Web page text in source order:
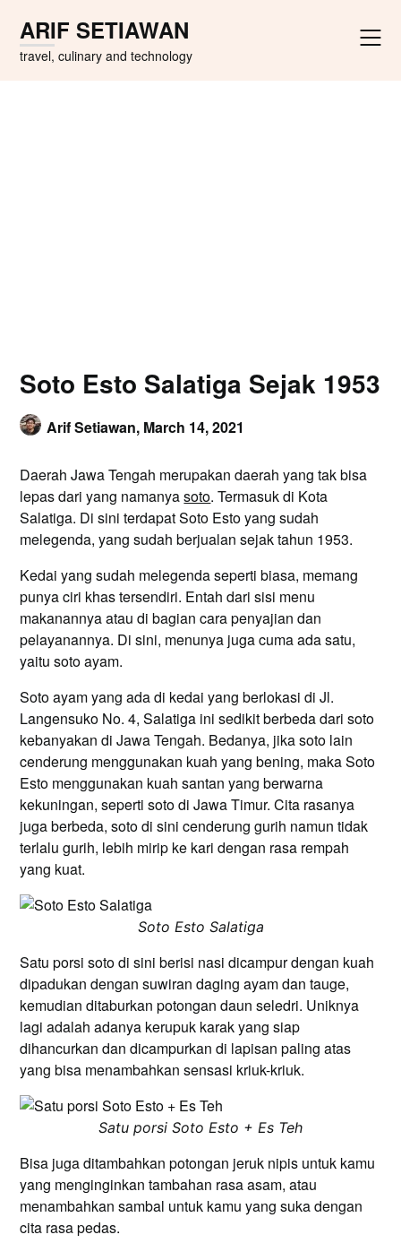
content
ARIF SETIAWAN
travel, culinary and technology
Soto Esto Salatiga Sejak 1953
Arif Setiawan, March 14, 2021
Daerah Jawa Tengah merupakan daerah yang tak bisa
lepas dari yang namanyasoto. Termasuk di Kota
Salatiga. Di sini terdapat Soto Esto yang sudah
melegenda, yang sudah berjualan sejak tahun 1953.
Kedai yang sudah melegenda seperti biasa, memang
punya ciri khas tersendiri. Entah dari sisi menu
makanannya atau di bagian cara penyajian dan
pelayanannya. Di sini, menunya juga cuma ada satu,
yaitu soto ayam.
Soto ayam yang ada di kedai yang berlokasi di Jl.
Langensuko No. 4, Salatiga ini sedikit berbeda dari soto
kebanyakan di Jawa Tengah. Bedanya, jika soto lain
cenderung menggunakan kuah yang bening, maka Soto
Esto menggunakan kuah santan yang berwarna
kekuningan, seperti soto di Jawa Timur. Cita rasanya
juga berbeda, soto di sini cenderung gurih namun tidak
terlalu gurih, lebih mirip ke kari dengan rasa rempah
yang kuat.
Soto Esto Salatiga
Satu porsi soto di sini berisi nasi dicampur dengan kuah
dipadukan dengan suwiran daging ayam dan tauge,
kemudian ditaburkan potongan daun seledri. Uniknya
lagi adalah adanya kerupuk karak yang siap
dihancurkan dan dicampurkan di lapisan paling atas
yang bisa menambahkan sensasi kriuk-kriuk.
Satu porsi Soto Esto + Es Teh
Bisa juga ditambahkan potongan jeruk nipis untuk kamu
yang menginginkan tambahan rasa asam, atau
menambahkan sambal untuk kamu yang suka dengan
cita rasa pedas.